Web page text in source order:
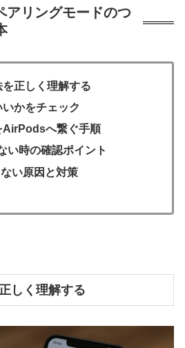
リングモードのつ
正しく理解する
かをチェック
AirPodsへ繋ぐ手順
い時の確認ポイント
い原因と対策
しく理解する